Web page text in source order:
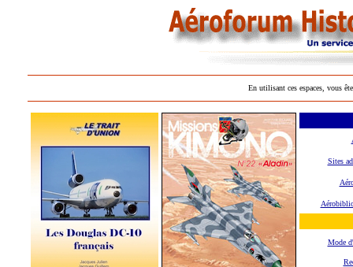
En utilisant ces espaces, vous
Sites
Mode